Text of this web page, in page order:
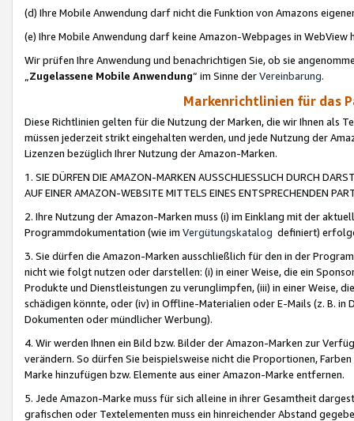
(d) Ihre Mobile Anwendung darf nicht die Funktion von Amazons
(e) Ihre Mobile Anwendung darf keine Amazon-Webpages in WebView
Wir prüfen Ihre Anwendung und benachrichtigen Sie, ob sie
„Zugelassene Mobile Anwendung“ im Sinne derVereinbarung.
Markenrichtlinien für das
Diese Richtlinien gelten für die Nutzung der Marken, die wir Ihnen als
müssen jederzeit strikt eingehalten werden, und jede Nutzung der
Lizenzen bezüglich Ihrer Nutzung der Amazon-Marken.
1. SIE DÜRFEN DIE AMAZON-MARKEN AUSSCHLIESSLICH DURCH
AUF EINER AMAZON-WEBSITE MITTELS EINES ENTSPRECHENDEN
2. Ihre Nutzung der Amazon-Marken muss (i) im Einklang mit der
Programmdokumentation (wie im Vergütungskatalog definiert)
3. Sie dürfen die Amazon-Marken ausschließlich für den in der
nicht wie folgt nutzen oder darstellen: (i) in einer Weise, die ein
Produkte und Dienstleistungen zu verunglimpfen, (iii) in einer Weise,
schädigen könnte, oder (iv) in Offline-Materialien oder E-Mails (z. B. in
Dokumenten oder mündlicher Werbung).
4. Wir werden Ihnen ein Bild bzw. Bilder der Amazon-Marken zur
verändern. So dürfen Sie beispielsweise nicht die Proportionen,
Marke hinzufügen bzw. Elemente aus einer Amazon-Marke entfernen.
5. Jede Amazon-Marke muss für sich alleine in ihrer Gesamtheit
grafischen oder Textelementen muss ein hinreichender Abstand